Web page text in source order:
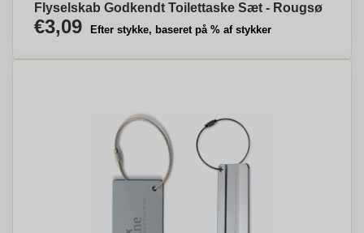
Flyselskab Godkendt Toilettaske Sæt - Rougsø
€3,09 Efter stykke, baseret på % af stykker